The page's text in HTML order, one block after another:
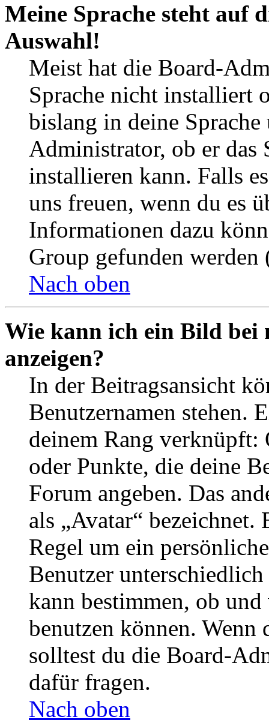
Meine Sprache steht auf
Auswahl!
Meist hat die Board-
Sprache nicht installiert
bislang in deine
Administrator, ob er das
installieren kann. Falls
uns freuen, wenn du es
Informationen dazu
Group gefunden
Nach oben
Wie kann ich ein Bild bei
anzeigen?
In der Beitragsansicht
Benutzernamen stehen.
deinem Rang verknüpft:
oder Punkte, die deine
Forum angeben. Das
als „Avatar“
Regel um ein
Benutzer
kann bestimmen, ob
benutzen können. Wenn
solltest du die Board-
dafür fragen.
Nach oben